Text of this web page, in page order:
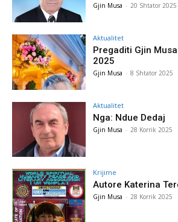
Gjin Musa - 20 Shtator 2025
Aktualitet
Pregaditi Gjin
2025
Gjin Musa - 8 Shtator 2025
Aktualitet
Nga: Ndue Dedaj
Gjin Musa - 28 Korrik 2025
Krijime
Autore Katerina
Gjin Musa - 28 Korrik 2025